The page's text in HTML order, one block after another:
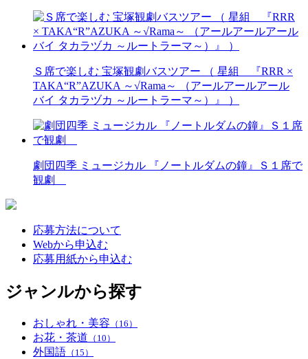
Ｓ席で楽しむ 宝塚観劇バスツアー （ 星組 『RRR ×
TAKA“R”AZUKA ～√Rama～ （アールアールアール
バイ タカラヅカ ～ルートラーマ～）』 ）
劇団四季 ミュージカル 『ノートルダムの鐘』Ｓ１席で
観劇
応募方法について
Webから申込む
応募用紙から申込む
ジャンルから探す
おしゃれ・美容 （16）
お花・茶道 （10）
外国語 （15）